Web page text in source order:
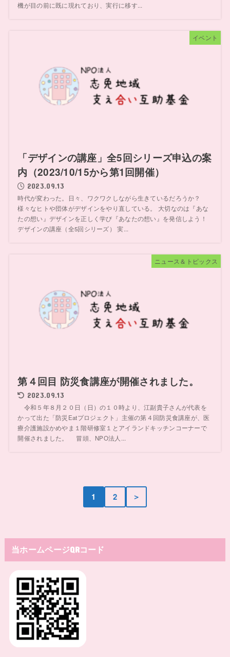
機が目の前に既に現れており、実行に移す...
イベント
「デザインの講座」全5回シリーズ申込の案
内（2023/10/15から第1回開催）
2023.09.13
時代が変わった。日々、ワクワクしながら生きているだろうか？
様々なヒトや団体がデザインをやり直している。 大切なのは『あな
たの想い』デザインを正しく学び『あなたの想い』を発信しよう！
デザインの講座（全5回シリーズ） 実...
ニュース＆トピックス
第４回目 防災食講座が開催されました。
2023.09.13
令和５年８月２０日（日）の１０時より、江副貴子さんが代表を
かって出た「防災Eatプロジェクト」主催の第４回防災食講座が、医
療介護施設かめやま１階研修室１とアイランドキッチンコーナーで
開催されました。 冒頭、NPO法人...
1 2 ＞
当ホームページQRコード